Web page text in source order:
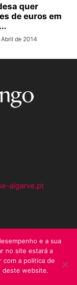
quer
de euros em
de 2014
algarve.pt
e a sua
no site estará a
com a politica de
deste website.